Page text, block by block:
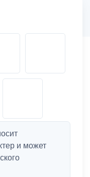
и может